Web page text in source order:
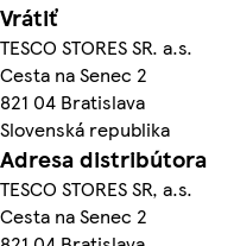
Vrátiť
TESCO STORES SR. a.s.
Cesta na Senec 2
821 04 Bratislava
Slovenská republika
Adresa distribútora
TESCO STORES SR, a.s.
Cesta na Senec 2